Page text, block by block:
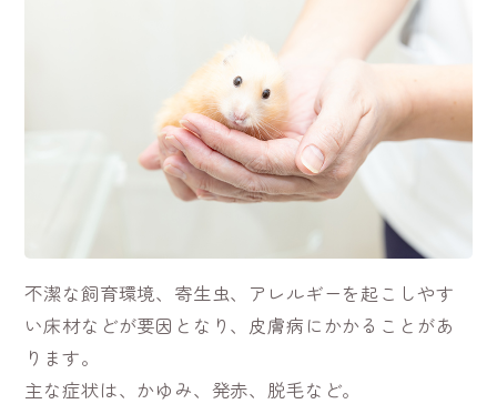
不潔な飼育環境、寄生虫、アレルギーを起こしやす
い床材などが要因となり、皮膚病にかかることがあ
ります。
主な症状は、かゆみ、発赤、脱毛など。